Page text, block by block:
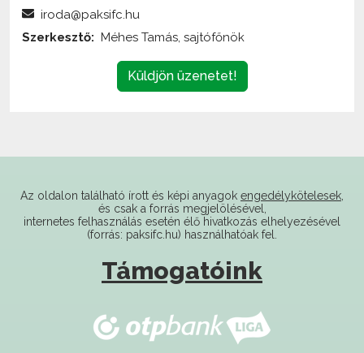
iroda@paksifc.hu
Szerkesztő: Méhes Tamás, sajtófőnök
Küldjön üzenetet!
Az oldalon található írott és képi anyagok engedélykötelesek
és csak a forrás megjelölésével,
internetes felhasználás esetén élő hivatkozás elhelyezésével
(forrás: paksifc.hu) használhatóak fel.
Támogatóink